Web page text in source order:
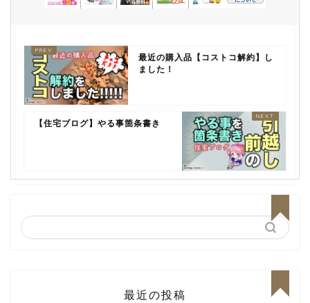
最近の購入品【コストコ解約】し
ました！
【住宅ブログ】やる事箇条書き
最近の投稿